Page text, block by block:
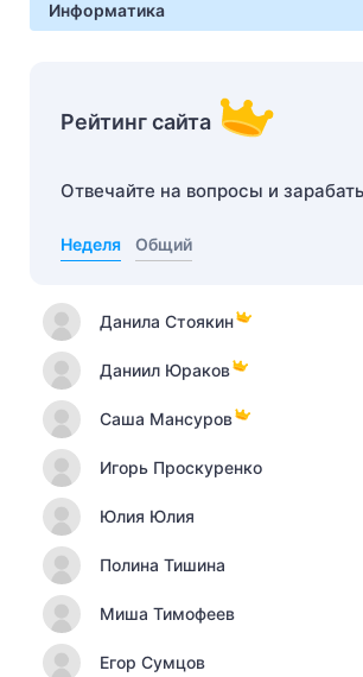
Информатика
Рейтинг сайта
Отвечайте на вопросы и
Неделя Общий
Данила Стоякин
Даниил Юраков
Саша Мансуров
Игорь Проскуренко
Юлия Юлия
Полина Тишина
Миша Тимофеев
Егор Сумцов